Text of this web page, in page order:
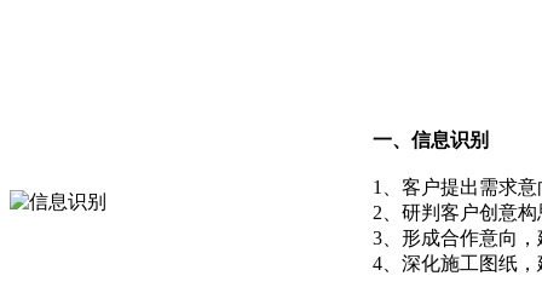
一、信息识别
1、客户提出需求
2、研判客户创意
3、形成合作意向
4、深化施工图纸